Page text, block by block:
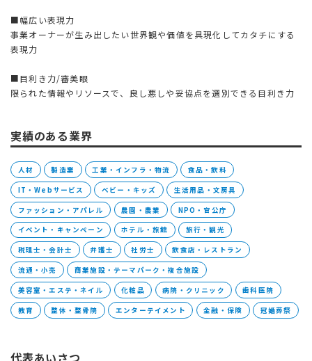
■幅広い表現力
事業オーナーが生み出したい世界観や価値を具現化してカタチにする
表現力
■目利き力/審美眼
限られた情報やリソースで、良し悪しや妥協点を選別できる目利き力
実績のある業界
人材 製造業 工業・インフラ・物流 食品・飲料
IT・Webサービス ベビー・キッズ 生活用品・文房具
ファッション・アパレル 農園・農業 NPO・官公庁
イベント・キャンペーン ホテル・旅館 旅行・観光
税理士・会計士 弁護士 社労士 飲食店・レストラン
流通・小売 商業施設・テーマパーク・複合施設
美容室・エステ・ネイル 化粧品 病院・クリニック 歯科医院
教育 整体・整骨院 エンターテイメント 金融・保険 冠婚葬祭
代表あいさつ